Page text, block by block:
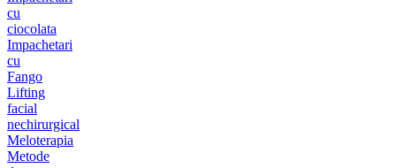
cu
ciocolata
Impachetari
cu
Fango
Lifting
facial
nechirurgical
Meloterapia
Metode